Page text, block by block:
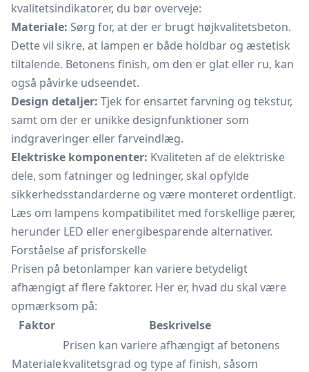
kvalitetsindikatorer, du bør overveje:
Materiale: Sørg for, at der er brugt højkvalitetsbeton.
Dette vil sikre, at lampen er både holdbar og æstetisk
tiltalende. Betonens finish, om den er glat eller ru, kan
også påvirke udseendet.
Design detaljer: Tjek for ensartet farvning og tekstur,
samt om der er unikke designfunktioner som
indgraveringer eller farveindlæg.
Elektriske komponenter: Kvaliteten af de elektriske
dele, som fatninger og ledninger, skal opfylde
sikkerhedsstandarderne og være monteret ordentligt.
Læs om lampens kompatibilitet med forskellige pærer,
herunder LED eller energibesparende alternativer.
Forståelse af prisforskelle
Prisen på betonlamper kan variere betydeligt
afhængigt af flere faktorer. Her er, hvad du skal være
opmærksom på:
Faktor
Beskrivelse
Materiale
Prisen kan variere afhængigt af betonens
kvalitetsgrad og type af finish, såsom